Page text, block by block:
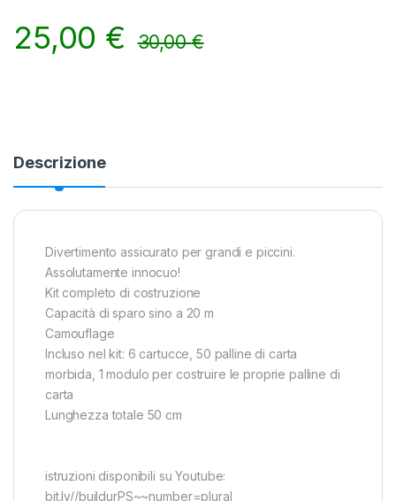
25,00 € 30,00€
Descrizione
Divertimento assicurato per grandi e piccini.
Assolutamente innocuo!
Kit completo di costruzione
Capacità di sparo sino a 20 m
Camouflage
Incluso nel kit: 6 cartucce, 50 palline di carta
morbida, 1 modulo per costruire le proprie palline di
carta
Lunghezza totale 50 cm
istruzioni disponibili su Youtube:
bit.ly//buildurPS~~number=plural